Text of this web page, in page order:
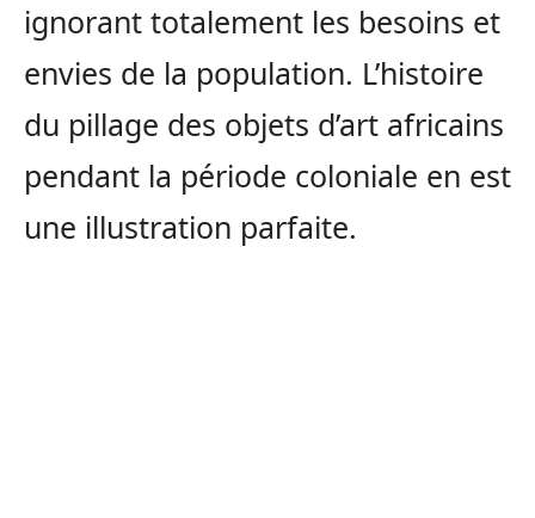
ignorant totalement les besoins et
envies de la population. L’histoire
du pillage des objets d’art africains
pendant la période coloniale en est
une illustration parfaite.